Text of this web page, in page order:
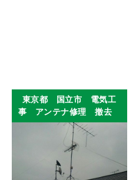
東京都 国立市 電気工
事 アンテナ修理 撤去